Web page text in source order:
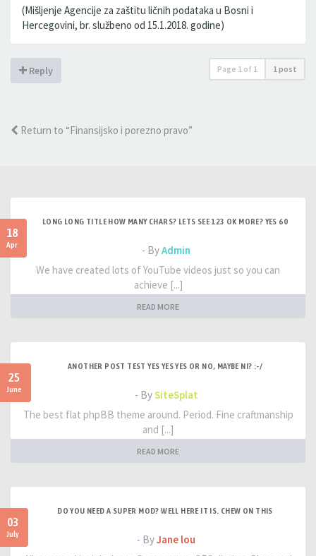
(Mišljenje Agencije za zaštitu ličnih podataka u Bosni i
Hercegovini, br. službeno od 15.1.2018. godine)
Reply Page 1 of 1 1 post
Return to “Finansijsko i porezno pravo”
18
Apr
LONG LONG TITLE HOW MANY CHARS? LETS SEE 123 OK MORE? YES 60
- ByAdmin
We have created lots of YouTube videos just so you can
achieve [...]
READ MORE
25
June
ANOTHER POST TEST YES YES YES OR NO, MAYBE NI? :-/
- BySiteSplat
The best flat phpBB theme around. Period. Fine craftmanship
and [...]
READ MORE
03
July
DO YOU NEED A SUPER MOD? WELL HERE IT IS. CHEW ON THIS
- ByJane lou